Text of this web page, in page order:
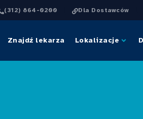
(312) 864-0200 Dla Dostawców
Znajdź lekarza Lokalizacje